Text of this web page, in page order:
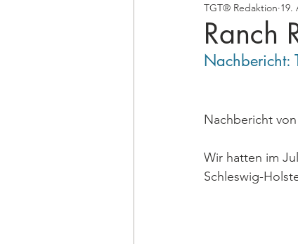
TGT® Blog
Ranch
TGT® Redaktion 19.
Nachbericht:
Nachbericht
Wir hatten im
Schleswig-